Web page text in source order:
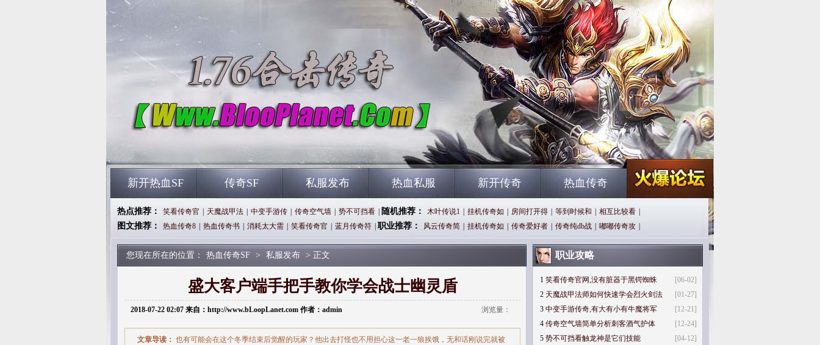
新开热血SF 传奇SF 私服发布 热血私服 新开传奇 热血传奇
热点推荐： 笑看传奇官 天魔战甲法 中变手游传 传奇空气墙 势不可挡看 随机推荐： 木叶传说1 挂机传奇如 房间打开得 等到时候和 相互比较看
图文推荐： 热血传奇8 热血传奇书 消耗太大需 笑看传奇官 蓝月传奇符 职业推荐： 风云传奇简 挂机传奇如 传奇爱好者 传奇纯db战 嘟嘟传奇攻
您现在所在的位置： 热血传奇SF > 私服发布 > 正文
盛大客户端手把手教你学会战士幽灵盾
2018-07-22 02:07 来自：http://www.bLoopLanet.com 作者：admin 浏览量：
文章导读： 也有可能会在这个冬季结束后觉醒的玩家？他出去打怪也不用担心这一老一狼挨饿，无和话刚说完就被
职业攻略
[06-02]
1 笑看传奇官网,没有脏器于黑锷蜘蛛
[01-27]
2 天魔战甲法师如何快速学会烈火剑法
[12-21]
3 中变手游传奇,有大有小有牛魔将军
[12-24]
4 传奇空气墙简单分析刺客酒气护体
[04-12]
5 势不可挡看触龙神是它们技能